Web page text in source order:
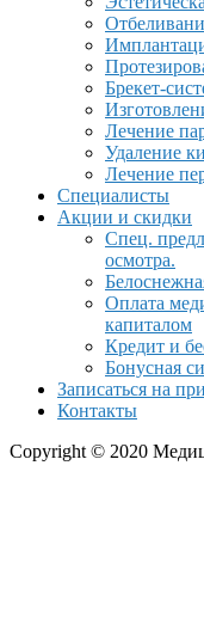
Брекет-
Лечение
Удаление
Лечение
Специалисты
Акции и скидки
Спец.
осмотра.
Оплата
капиталом
Кредит и
Бонусная
Записаться на
Контакты
Copyright © 2020